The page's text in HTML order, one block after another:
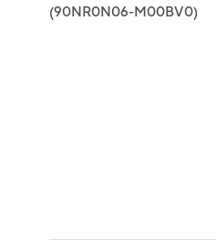
(90NR0N06-M00BV0)